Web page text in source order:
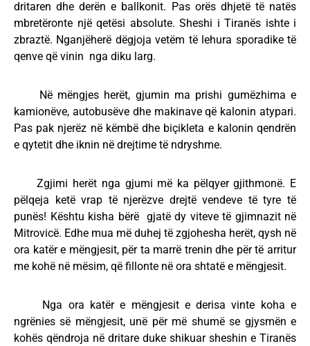
dritaren dhe derën e ballkonit. Pas orës dhjetë të natës
mbretëronte një qetësi absolute. Sheshi i Tiranës ishte i
zbraztë. Nganjëherë dëgjoja vetëm të lehura sporadike të
qenve që vinin nga diku larg.
Në mëngjes herët, gjumin ma prishi gumëzhima e
kamionëve, autobusëve dhe makinave që kalonin atypari.
Pas pak njerëz në këmbë dhe biçikleta e kalonin qendrën
e qytetit dhe iknin në drejtime të ndryshme.
Zgjimi herët nga gjumi më ka pëlqyer gjithmonë. E
pëlqeja ketë vrap të njerëzve drejtë vendeve të tyre të
punës! Kështu kisha bërë gjatë dy viteve të gjimnazit në
Mitrovicë. Edhe mua më duhej të zgjohesha herët, qysh në
ora katër e mëngjesit, për ta marrë trenin dhe për të arritur
me kohë në mësim, që fillonte në ora shtatë e mëngjesit.
Nga ora katër e mëngjesit e derisa vinte koha e
ngrënies së mëngjesit, unë për më shumë se gjysmën e
kohës qëndroja në dritare duke shikuar sheshin e Tiranës